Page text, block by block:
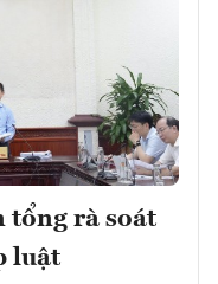
tổng rà soát
luật